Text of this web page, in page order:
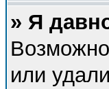
» Я
или